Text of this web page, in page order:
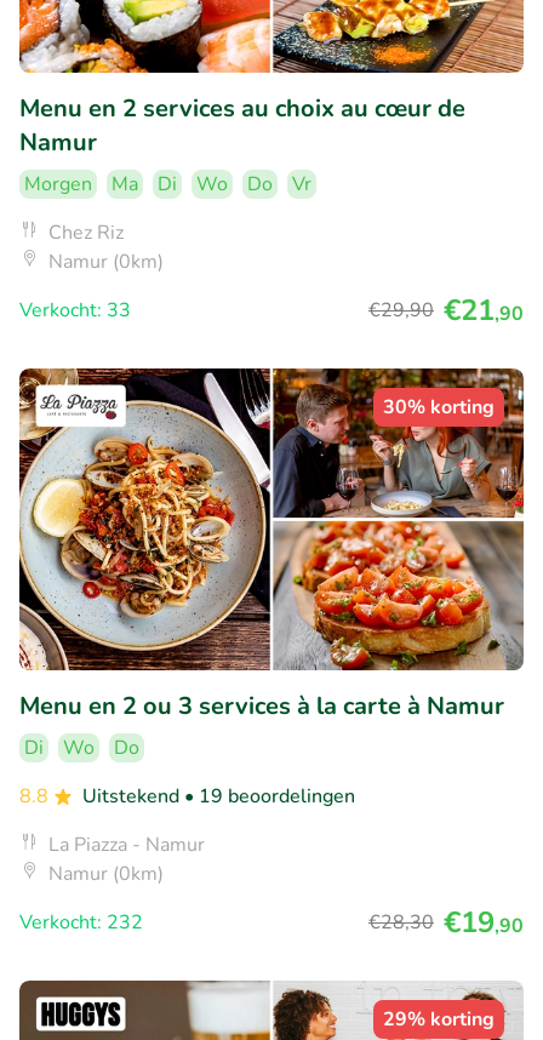
Menu en 2 services au choix au cœur de
Namur
Morgen Ma Di Wo Do
Vr
Chez Riz
Namur (0km)
Verkocht: 33
€29,90 €21,90
30% korting
Menu en 2 ou 3 services à la carte à Namur
Di Wo
Do
8.8
Uitstekend • 19 beoordelingen
La Piazza - Namur
Namur (0km)
Verkocht: 232
€28,30 €19,90
29% korting